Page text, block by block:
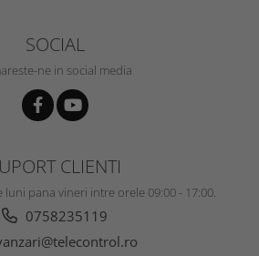
SOCIAL
ne in social media
CLIENTI
pana vineri intre orele 09:00 - 17:00.
0758235119